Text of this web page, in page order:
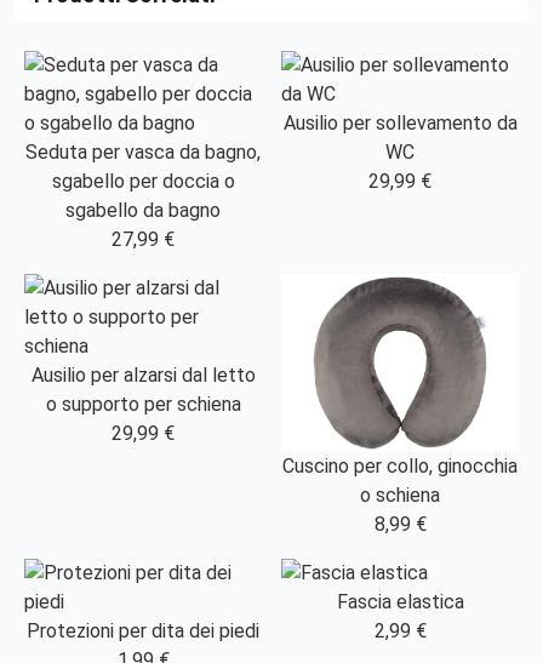
Seduta per vasca da bagno,
sgabello per doccia o
sgabello da bagno
27,99 €
Ausilio per sollevamento da
WC
29,99 €
Ausilio per alzarsi dal letto
o supporto per schiena
29,99 €
Cuscino per collo, ginocchia
o schiena
8,99 €
Protezioni per dita dei piedi
Fascia elastica
2,99 €